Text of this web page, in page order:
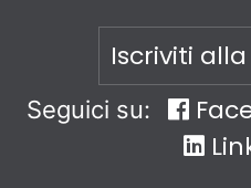
Iscriviti
Seguici su: